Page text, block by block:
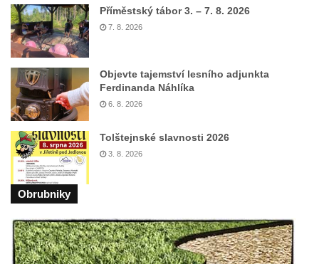
Lužci nad Vltavou
Kenotaf Miloslava Švice na hřbitově v Lužci
nad Vltavou
Hrob Václava Kufnera na hřbitově v Lužci
nad Vltavou
Pomník vojákům Rudé armády na hřbitově
v Lužci nad Vltavou
Pomník Ladislava Sedláčka a Karla Pelce u
silnice severně od Lužce nad Vltavou
Kenotaf Alfeda Harnische na hřbitově v
Pomník obětem válek v Hrobčicích
Pomník obětem válek v Mirošovicích
Příměstský tábor 3. – 7. 8. 2026
7. 8. 2026
Objevte tajemství lesního adjunkta
Ferdinanda Náhlíka
6. 8. 2026
Tolštejnské slavnosti 2026
3. 8. 2026
Obrubniky